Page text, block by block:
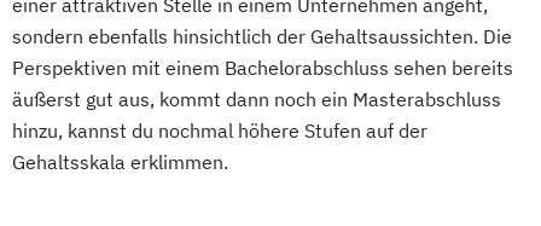
sondern ebenfalls hinsichtlich der Gehaltsaussichten. Die
Perspektiven mit einem Bachelorabschluss sehen bereits
äußerst gut aus, kommt dann noch ein Masterabschluss
hinzu, kannst du nochmal höhere Stufen auf der
Gehaltsskala erklimmen.